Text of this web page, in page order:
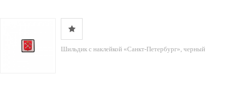
Шильдик с наклейкой «Санкт-Петербург», черный